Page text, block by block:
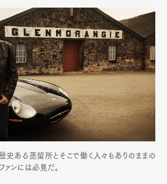
史ある蒸留所とそこで働く人々もありのままの
ァンには必見だ。